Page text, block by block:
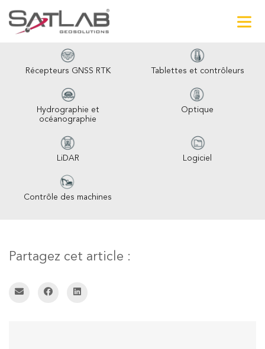
Récepteurs GNSS RTK Tablettes et contrôleurs
Hydrographie et
océanographie
Optique
LiDAR Logiciel
Contrôle des machines
Partagez cet article :